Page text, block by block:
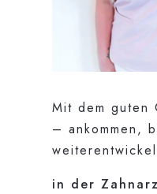
Mit dem guten
– ankommen,
in der